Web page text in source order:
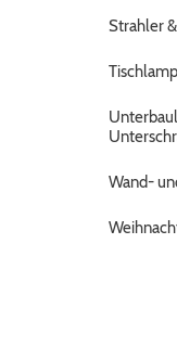
Strahler
Wand-